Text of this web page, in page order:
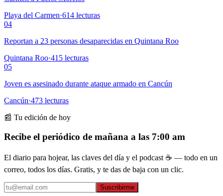
Playa del Carmen·614 lecturas
04
Reportan a 23 personas desaparecidas en Quintana Roo
Quintana Roo·415 lecturas
05
Joven es asesinado durante ataque armado en Cancún
Cancún·473 lecturas
📰 Tu edición de hoy
Recibe el periódico de mañana a las 7:00 am
El diario para hojear, las claves del día y el podcast ☕ — todo en un
correo, todos los días. Gratis, y te das de baja con un clic.
Suscribirme